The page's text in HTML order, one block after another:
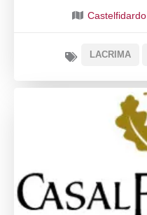
Castelfidardo
LACRIMA